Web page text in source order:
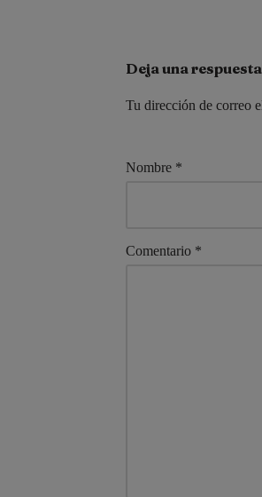
Deja una respuesta
Tu dirección de correo
Nombre *
Comentario *